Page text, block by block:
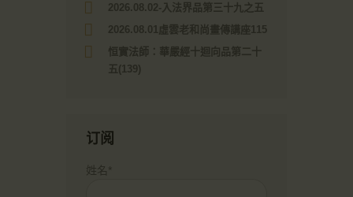
2026.08.02-入法界品第三十九之五
2026.08.01虛雲老和尚畫傳講座115
恒實法師：華嚴經十迴向品第二十
五(139)
订阅
姓名*